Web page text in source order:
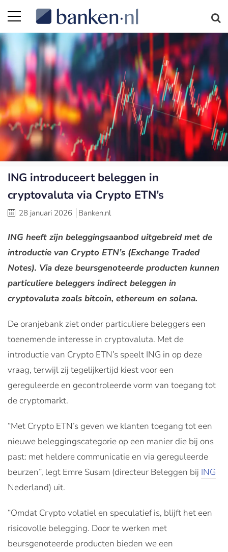
ING introduceert beleggen in
cryptovaluta via Crypto ETN’s
28 januari 2026 Banken.nl
ING heeft zijn beleggingsaanbod uitgebreid met de
introductie van Crypto ETN’s (Exchange Traded
Notes). Via deze beursgenoteerde producten kunnen
particuliere beleggers indirect beleggen in
cryptovaluta zoals bitcoin, ethereum en solana.
De oranjebank ziet onder particuliere beleggers een
toenemende interesse in cryptovaluta. Met de
introductie van Crypto ETN’s speelt ING in op deze
vraag, terwijl zij tegelijkertijd kiest voor een
gereguleerde en gecontroleerde vorm van toegang tot
de cryptomarkt.
“Met Crypto ETN’s geven we klanten toegang tot een
nieuwe beleggingscategorie op een manier die bij ons
past: met heldere communicatie en via gereguleerde
beurzen”, legt Emre Susam (directeur Beleggen bij ING
Nederland) uit.
“Omdat Crypto volatiel en speculatief is, blijft het een
risicovolle belegging. Door te werken met
beursgenoteerde producten bieden we een